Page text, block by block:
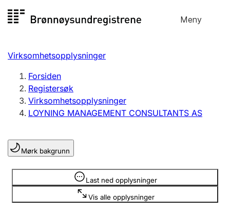
til
Meny
Registersøk
Aksjeselskap
Enkeltpersonforetak
Registrere, endre, slette
Lag og forening
Registrere, endre, slette
Virksomhetsopplysninger
Forsiden
Registersøk
Virksomhetsopplysninger
LOYNING MANAGEMENT CONSULTANTS AS
Mørk bakgrunn
Last ned opplysninger
Vis alle opplysninger
Opplysninger er skjult